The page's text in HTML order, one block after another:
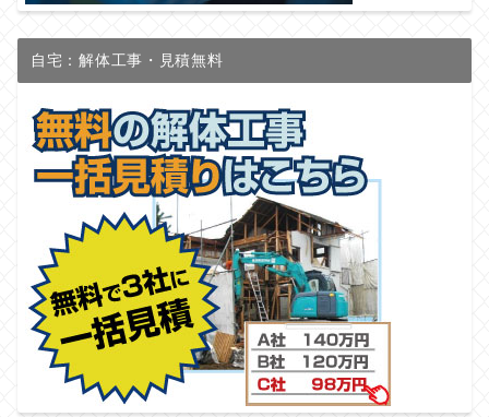
自宅：解体工事・見積無料